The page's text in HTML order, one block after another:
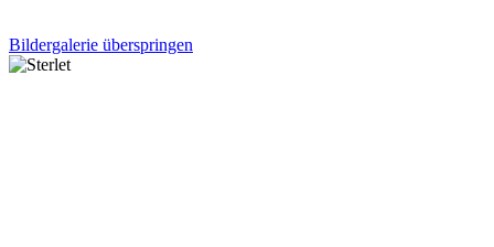
Bildergalerie überspringen